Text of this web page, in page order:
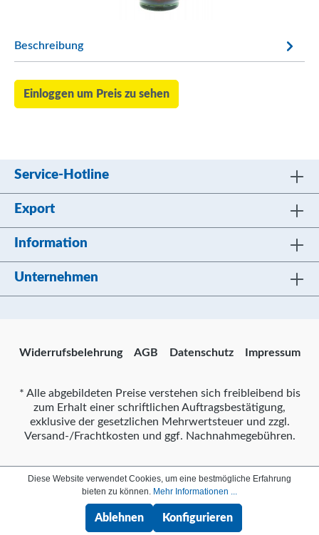
Beschreibung
Einloggen um Preis zu sehen
Service-Hotline
Export
Information
Unternehmen
Widerrufsbelehrung AGB Datenschutz Impressum
* Alle abgebildeten Preise verstehen sich freibleibend bis
zum Erhalt einer schriftlichen Auftragsbestätigung,
exklusive der gesetzlichen Mehrwertsteuer und zzgl.
Versand-/Frachtkosten und ggf. Nachnahmegebühren.
Diese Website verwendet Cookies, um eine bestmögliche Erfahrung
bieten zu können. Mehr Informationen ...
Ablehnen Konfigurieren